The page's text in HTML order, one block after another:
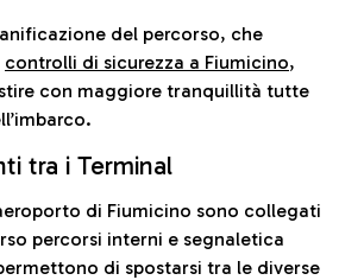
del percorso, che
controlli di sicurezza a Fiumicino,
con maggiore tranquillità tutte
tra i Terminal
di Fiumicino sono collegati
percorsi interni e segnaletica
di spostarsi tra le diverse